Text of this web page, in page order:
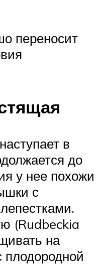
переносит
в
до
у нее похожи
с
(Rudbeckia
на
плодородной